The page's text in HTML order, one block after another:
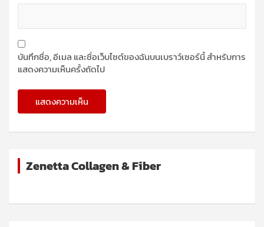
บันทึกชื่อ, อีเมล และชื่อเว็บไซต์ของฉันบนเบราว์เซอร์นี้ สำหรับการ
แสดงความเห็นครั้งถัดไป
Zenetta Collagen & Fiber